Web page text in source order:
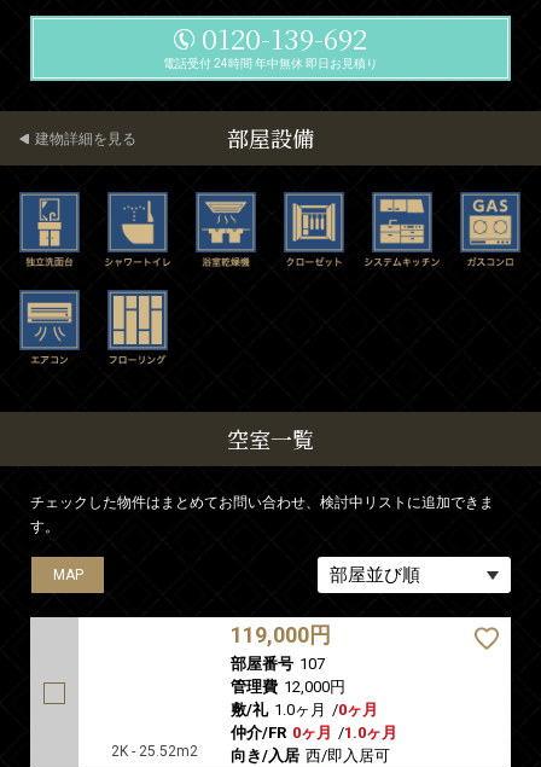
0120-139-692
電話受付 24時間 年中無休 即日お見積り
部屋設備
建物詳細を見る
空室一覧
チェックした物件はまとめてお問い合わせ、検討中リストに追加できま
す。
MAP
2K - 25.52m2
119,000円
部屋番号 107
管理費 12,000円
敷/礼 1.0ヶ月 /0ヶ月
仲介/FR 0ヶ月 /1.0ヶ月
向き/入居 西/即入居可
MAP
MAP
MAP
MAP
MAP
MAP
MAP
MAP
MAP
MAP
MAP
MAP
MAP
MAP
MAP
MAP
MAP
MAP
MAP
MAP
MAP
MAP
MAP
MAP
MAP
MAP
MAP
MAP